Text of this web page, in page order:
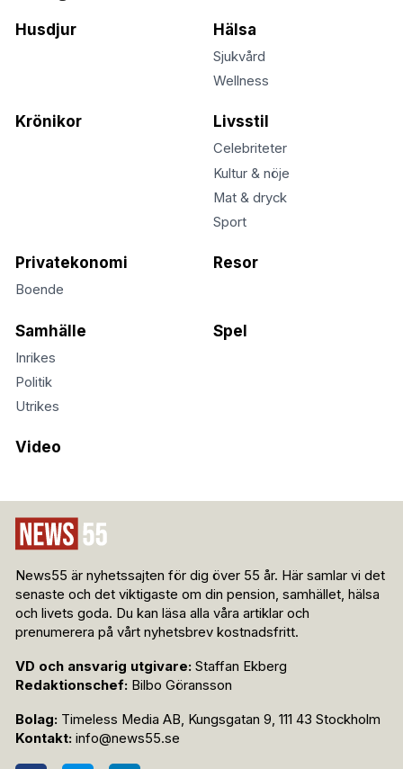
Husdjur Hälsa
Sjukvård
Wellness
Krönikor Livsstil
Celebriteter
Kultur & nöje
Mat & dryck
Sport
Privatekonomi
Boende
Resor
Samhälle
Inrikes
Politik
Utrikes
Spel
Video
News55 är nyhetssajten för dig över 55 år. Här samlar vi det
senaste och det viktigaste om din pension, samhället, hälsa
och livets goda. Du kan läsa alla våra artiklar och
prenumerera på vårt nyhetsbrev kostnadsfritt.
VD och ansvarig utgivare: Staffan Ekberg
Redaktionschef: Bilbo Göransson
Bolag: Timeless Media AB, Kungsgatan 9, 111 43 Stockholm
Kontakt: info@news55.se